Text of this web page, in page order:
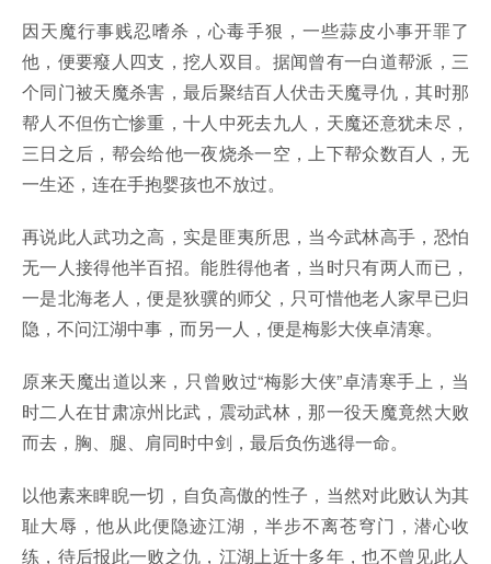
因天魔行事贱忍嗜杀，心毒手狠，一些蒜皮小事开罪了
他，便要癈人四支，挖人双目。据闻曾有一白道帮派，三
个同门被天魔杀害，最后聚结百人伏击天魔寻仇，其时那
帮人不但伤亡惨重，十人中死去九人，天魔还意犹未尽，
三日之后，帮会给他一夜烧杀一空，上下帮众数百人，无
一生还，连在手抱婴孩也不放过。
再说此人武功之高，实是匪夷所思，当今武林高手，恐怕
无一人接得他半百招。能胜得他者，当时只有两人而已，
一是北海老人，便是狄骥的师父，只可惜他老人家早已归
隐，不问江湖中事，而另一人，便是梅影大侠卓清寒。
原来天魔出道以来，只曾败过“梅影大侠”卓清寒手上，当
时二人在甘肃凉州比武，震动武林，那一役天魔竟然大败
而去，胸、腿、肩同时中剑，最后负伤逃得一命。
以他素来睥睨一切，自负高傲的性子，当然对此败认为其
耻大辱，他从此便隐迹江湖，半步不离苍穹门，潜心收
练，待后报此一败之仇，江湖上近十多年，也不曾见此人